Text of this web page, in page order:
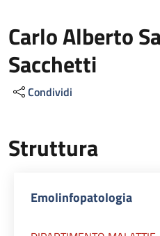
Carlo Alberto
Sacchetti
Condividi
Struttura
Emolinfopatologia